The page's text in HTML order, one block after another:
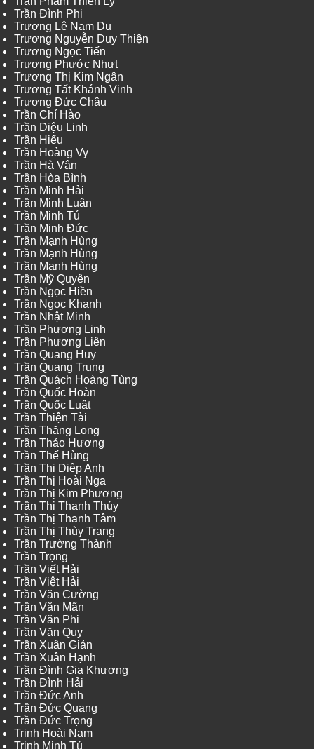
Trần Đình Phi
Trương Lê Nam Du
Trương Nguyễn Duy Thiện
Trương Ngọc Tiến
Trương Phước Nhựt
Trương Thị Kim Ngân
Trương Tất Khánh Vinh
Trương Đức Châu
Trần Chí Hào
Trần Diệu Linh
Trần Hiếu
Trần Hoàng Vy
Trần Hà Vân
Trần Hòa Bình
Trần Minh Hải
Trần Minh Luân
Trần Minh Tú
Trần Minh Đức
Trần Mạnh Hùng
Trần Mạnh Hùng
Trần Mạnh Hùng
Trần Mỹ Quyên
Trần Ngọc Hiền
Trần Ngọc Khanh
Trần Nhật Minh
Trần Phương Linh
Trần Phương Liên
Trần Quang Huy
Trần Quang Trung
Trần Quách Hoàng Tùng
Trần Quốc Hoàn
Trần Quốc Luật
Trần Thiện Tài
Trần Thăng Long
Trần Thảo Hương
Trần Thế Hùng
Trần Thị Diệp Anh
Trần Thị Hoài Nga
Trần Thị Kim Phương
Trần Thị Thanh Thúy
Trần Thị Thanh Tâm
Trần Thị Thùy Trang
Trần Trường Thành
Trần Trọng
Trần Viết Hải
Trần Việt Hải
Trần Văn Cường
Trần Văn Mãn
Trần Văn Phi
Trần Văn Quy
Trần Xuân Giản
Trần Xuân Hạnh
Trần Đình Gia Khương
Trần Đình Hải
Trần Đức Anh
Trần Đức Quang
Trần Đức Trọng
Trịnh Hoài Nam
Trịnh Minh Tú